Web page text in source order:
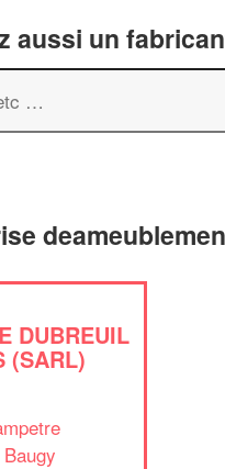
aussi un
DUBREUIL
(SARL)